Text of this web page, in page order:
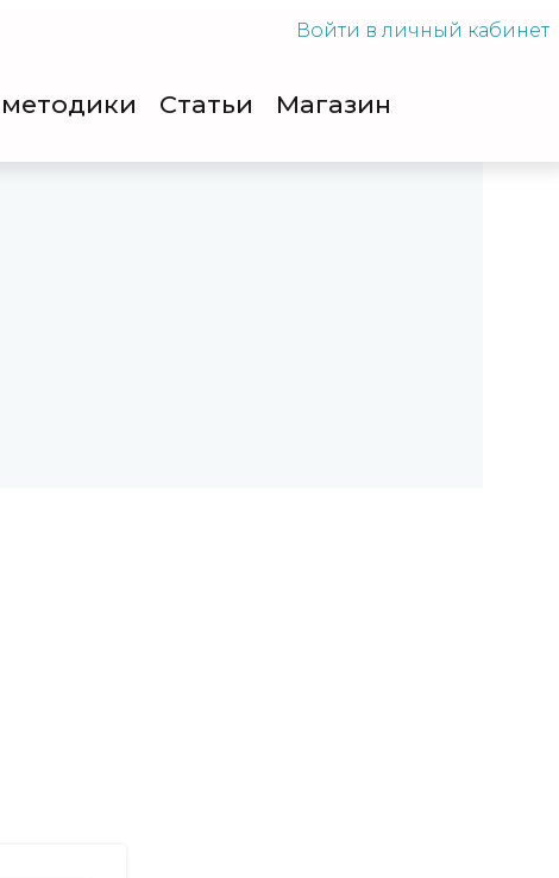
Войти в личный кабинет
Cтатьи Магазин